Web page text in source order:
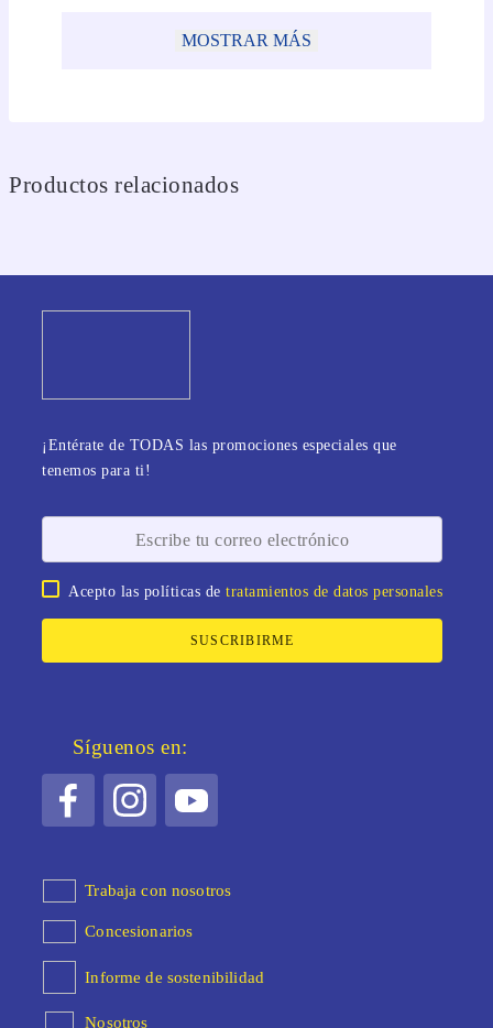
MOSTRAR MÁS
Productos relacionados
¡Entérate de TODAS las promociones especiales que
tenemos para ti!
Acepto las políticas detratamientos de datos personales
SUSCRIBIRME
Síguenos en:
Trabaja con nosotros
Concesionarios
Informe de sostenibilidad
Nosotros